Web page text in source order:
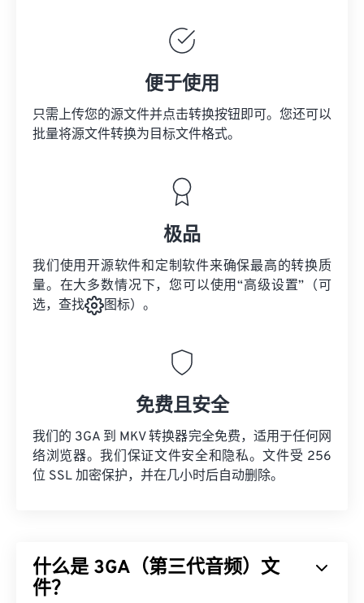
便于使用
只需上传您的源文件并点击转换按钮即可。您还可以
批量将源文件转换为目标文件格式。
极品
我们使用开源软件和定制软件来确保最高的转换质
量。在大多数情况下，您可以使用“高级设置”（可
选，查找
图标）。
免费且安全
我们的 3GA 到 MKV 转换器完全免费，适用于任何网
络浏览器。我们保证文件安全和隐私。文件受 256
位 SSL 加密保护，并在几小时后自动删除。
什么是 3GA（第三代音频）文
件？